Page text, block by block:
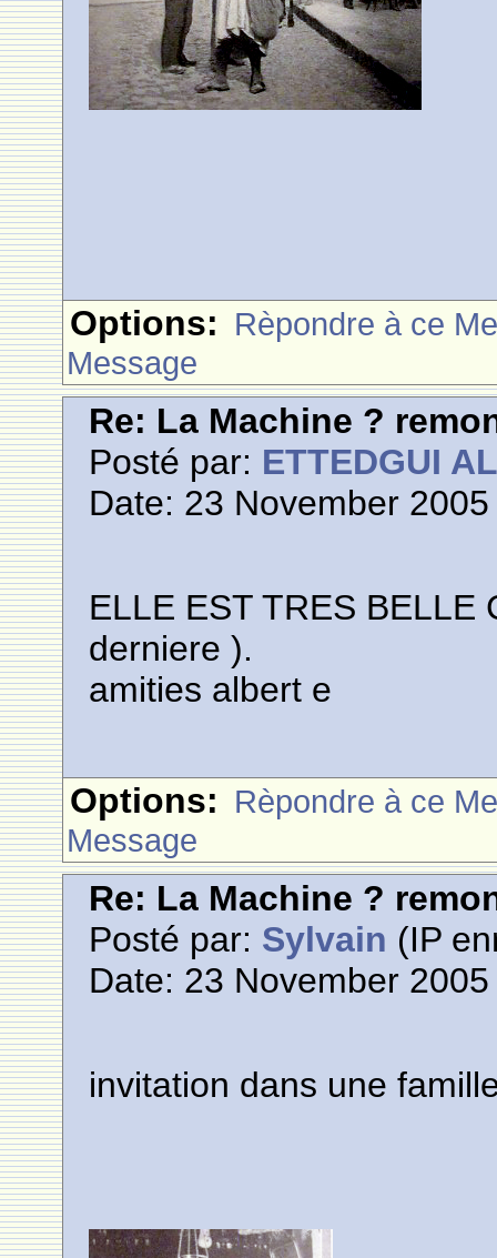
Options: Rèpondre à ce
Message
Re: La Machine ?
Posté par: ETTEDGUI
Date: 23 November
ELLE EST TRES BELLE
derniere ).
amities albert e
Options: Rèpondre à ce
Message
Re: La Machine ?
Posté par: Sylvain (IP
Date: 23 November
invitation dans une